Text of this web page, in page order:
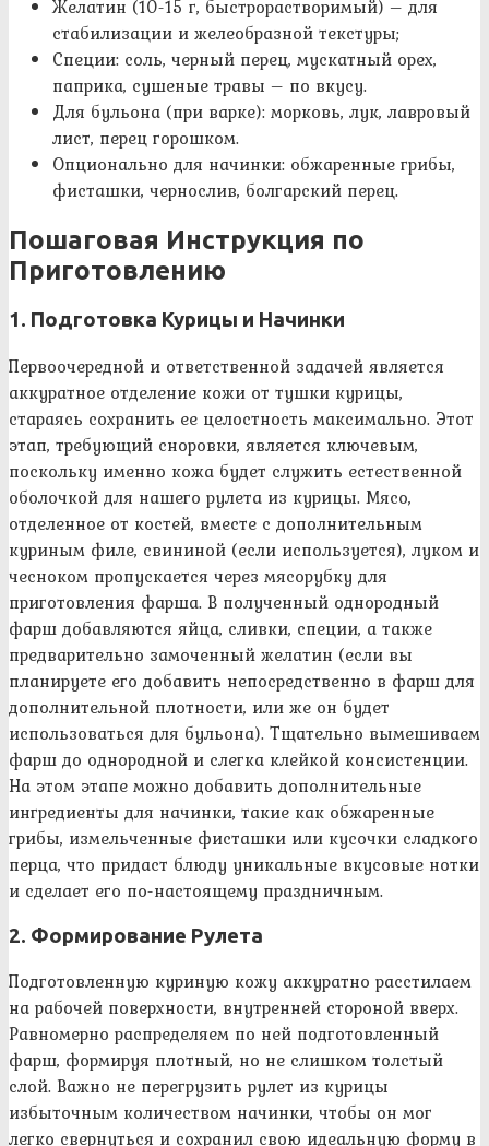
Желатин (10-15 г, быстрорастворимый) – для
стабилизации и желеобразной текстуры;
Специи: соль, черный перец, мускатный орех,
паприка, сушеные травы – по вкусу.
Для бульона (при варке): морковь, лук, лавровый
лист, перец горошком.
Опционально для начинки: обжаренные грибы,
фисташки, чернослив, болгарский перец.
Пошаговая Инструкция по
Приготовлению
1. Подготовка Курицы и Начинки
Первоочередной и ответственной задачей является
аккуратное отделение кожи от тушки курицы,
стараясь сохранить ее целостность максимально. Этот
этап, требующий сноровки, является ключевым,
поскольку именно кожа будет служить естественной
оболочкой для нашего рулета из курицы. Мясо,
отделенное от костей, вместе с дополнительным
куриным филе, свининой (если используется), луком и
чесноком пропускается через мясорубку для
приготовления фарша. В полученный однородный
фарш добавляются яйца, сливки, специи, а также
предварительно замоченный желатин (если вы
планируете его добавить непосредственно в фарш для
дополнительной плотности, или же он будет
использоваться для бульона). Тщательно вымешиваем
фарш до однородной и слегка клейкой консистенции.
На этом этапе можно добавить дополнительные
ингредиенты для начинки, такие как обжаренные
грибы, измельченные фисташки или кусочки сладкого
перца, что придаст блюду уникальные вкусовые нотки
и сделает его по-настоящему праздничным.
2. Формирование Рулета
Подготовленную куриную кожу аккуратно расстилаем
на рабочей поверхности, внутренней стороной вверх.
Равномерно распределяем по ней подготовленный
фарш, формируя плотный, но не слишком толстый
слой. Важно не перегрузить рулет из курицы
избыточным количеством начинки, чтобы он мог
легко свернуться и сохранил свою идеальную форму в